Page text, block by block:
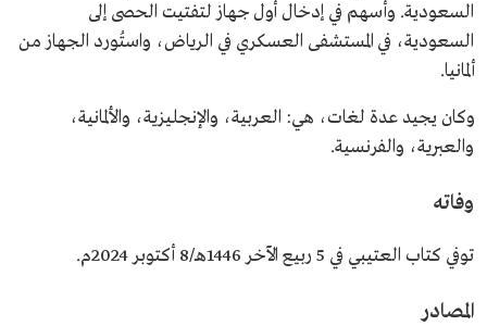
السعودية. وأسهم في إدخال أول جهاز لتفتيت الحصى إلى
السعودية، في المستشفى العسكري في الرياض، واستُورد الجهاز من
ألمانيا.
وكان يجيد عدة لغات، هي: العربية، والإنجليزية، والألمانية،
والعبرية، والفرنسية.
وفاته
توفي كتاب العتيبي في 5 ربيع الآخر 1446هـ/8 أكتوبر 2024م.
المصادر